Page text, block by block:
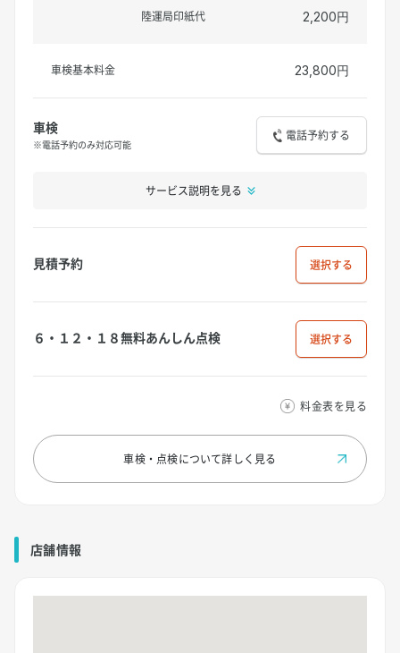
陸運局印紙代 2,200円
車検基本料金 23,800円
車検
※電話予約のみ対応可能
電話予約する
サービス説明を見る
見積予約 選択
６・１２・１８無料あんしん点検 選択
料金表を見る
車検・点検について詳しく見る
店舗情報